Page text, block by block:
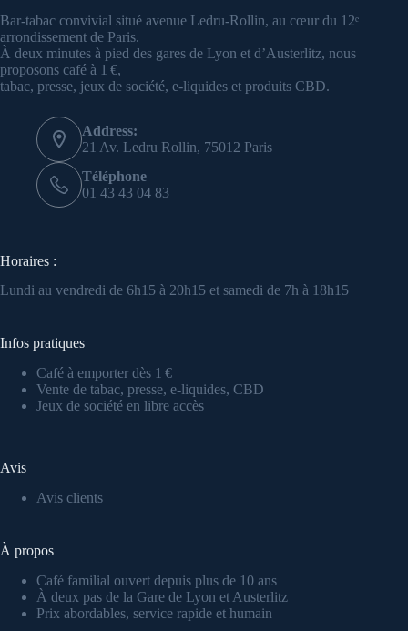
Bar-tabac convivial situé avenue Ledru-Rollin, au cœur du 12ᵉ
arrondissement de Paris.
À deux minutes à pied des gares de Lyon et d’Austerlitz, nous
proposons café à 1 €,
tabac, presse, jeux de société, e-liquides et produits CBD.
Address:
21 Av. Ledru Rollin, 75012 Paris
Téléphone
01 43 43 04 83
Horaires :
Lundi au vendredi de 6h15 à 20h15 et samedi de 7h à 18h15
Infos pratiques
Café à emporter dès 1 €
Vente de tabac, presse, e-liquides, CBD
Jeux de société en libre accès
Avis
Avis clients
À propos
Café familial ouvert depuis plus de 10 ans
À deux pas de la Gare de Lyon et Austerlitz
Prix abordables, service rapide et humain